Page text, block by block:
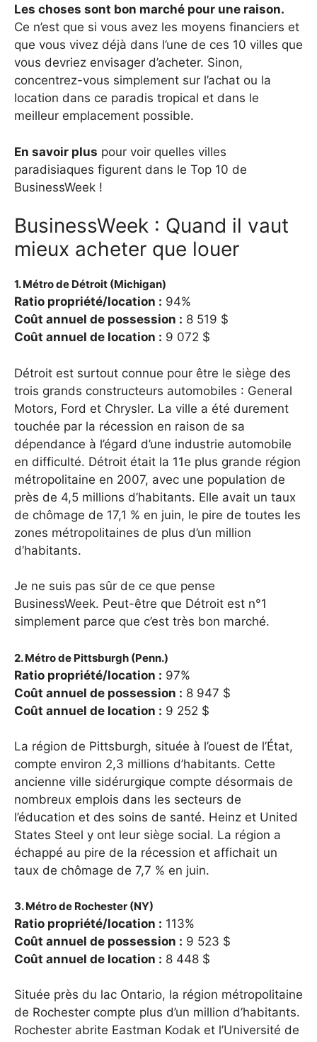
Les choses sont bon marché pour une raison.
Ce n’est que si vous avez les moyens financiers et
que vous vivez déjà dans l’une de ces 10 villes que
vous devriez envisager d’acheter. Sinon,
concentrez-vous simplement sur l’achat ou la
location dans ce paradis tropical et dans le
meilleur emplacement possible.
En savoir plus pour voir quelles villes
paradisiaques figurent dans le Top 10 de
BusinessWeek !
BusinessWeek : Quand il vaut
mieux acheter que louer
1. Métro de Détroit (Michigan)
Ratio propriété/location : 94%
Coût annuel de possession : 8 519 $
Coût annuel de location : 9 072 $
Détroit est surtout connue pour être le siège des
trois grands constructeurs automobiles : General
Motors, Ford et Chrysler. La ville a été durement
touchée par la récession en raison de sa
dépendance à l’égard d’une industrie automobile
en difficulté. Détroit était la 11e plus grande région
métropolitaine en 2007, avec une population de
près de 4,5 millions d’habitants. Elle avait un taux
de chômage de 17,1 % en juin, le pire de toutes les
zones métropolitaines de plus d’un million
d’habitants.
Je ne suis pas sûr de ce que pense
BusinessWeek. Peut-être que Détroit est n°1
simplement parce que c’est très bon marché.
2. Métro de Pittsburgh (Penn.)
Ratio propriété/location : 97%
Coût annuel de possession : 8 947 $
Coût annuel de location : 9 252 $
La région de Pittsburgh, située à l’ouest de l’État,
compte environ 2,3 millions d’habitants. Cette
ancienne ville sidérurgique compte désormais de
nombreux emplois dans les secteurs de
l’éducation et des soins de santé. Heinz et United
States Steel y ont leur siège social. La région a
échappé au pire de la récession et affichait un
taux de chômage de 7,7 % en juin.
3. Métro de Rochester (NY)
Ratio propriété/location : 113%
Coût annuel de possession : 9 523 $
Coût annuel de location : 8 448 $
Située près du lac Ontario, la région métropolitaine
de Rochester compte plus d’un million d’habitants.
Rochester abrite Eastman Kodak et l’Université de